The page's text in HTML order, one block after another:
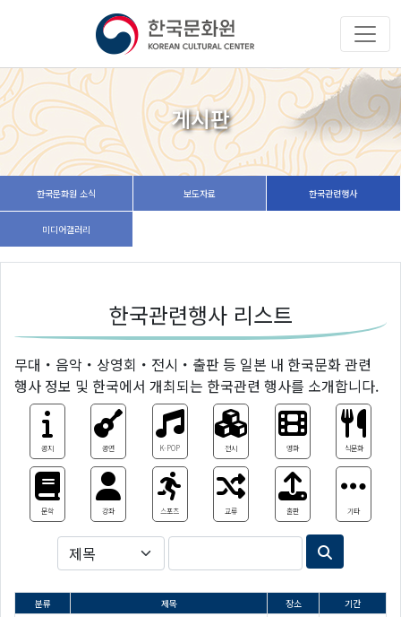
게시판
한국문화원 소식 보도자료 한국관련행사
미디어갤러리
한국관련행사 리스트
무대・음악・상영회・전시・출판 등 일본 내 한국문화 관련
행사 정보 및 한국에서 개최되는 한국관련 행사를 소개합니다.
공지 공연 K-POP 전시 영화 식문화
문학 강좌 스포츠 교류 출판 기타
분류 제목 장소 기간